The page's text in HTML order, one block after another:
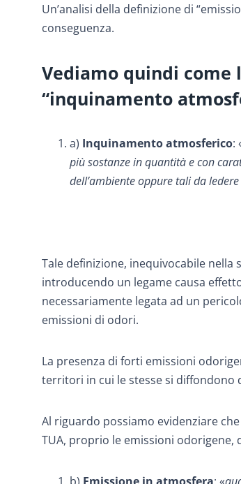
Un’analisi della definizione di
conseguenza.
Vediamo quindi come
“inquinamento
a) Inquinamento atmosferico:
più sostanze in quantità e con
dell’ambiente oppure tali da
Tale definizione, inequivocabile
introducendo un legame causa
necessariamente legata ad un
emissioni di odori.
La presenza di forti emissioni
territori in cui le stesse si diffondono
Al riguardo possiamo evidenziare
TUA, proprio le emissioni odorigene,